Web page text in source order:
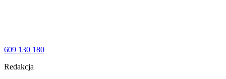
609 130 180
Redakcja